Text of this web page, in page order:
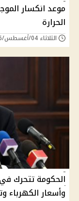
موعد انكسار
الحرارة
الثلاثاء 04/أغسطس/2026 - 05:40 م
وأسعار الكهرباء